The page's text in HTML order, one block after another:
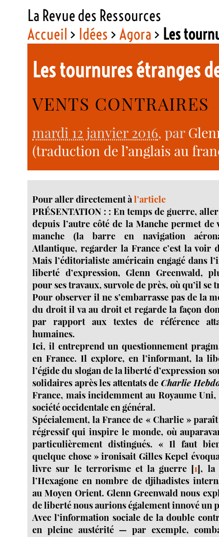
La Revue des Ressources
Accueil > Idées >Agora > Les
Les tournures étranges
VENTS CONTRAIRES
mardi 12 janvier 2016, par
(traduction de l’anglais au
Pour aller directement àl’article
PRÉSENTATION : : En temps de guerre,
depuis l’autre côté de la Manche permet
manche (la barre en navigation
Atlantique, regarder la France c’est la voir
Mais l’éditorialiste américain engagé dans
liberté d’expression, Glenn Greenwald,
pour ses travaux, survole de près, où qu’il se
Pour observer il ne s’embarrasse pas de la
du droit il va au droit et regarde la façon
par rapport aux textes de référence
humaines.
Ici, il entreprend un questionnement
en France. Il explore, en l’informant, la
l’égide du slogan de la liberté d’expression
solidaires après les attentats de Charlie
France, mais incidemment au Royaume Uni,
société occidentale en général.
Spécialement, la France de « Charlie »
régressif qui inspire le monde, où
particulièrement distingués. « Il faut
quelque chose » ironisait Gilles Kepel
livre sur le terrorisme et la guerre [1], la
l’Hexagone en nombre de djihadistes
au Moyen Orient. Glenn Greenwald nous
de liberté nous aurions également innové un
Avec l’information sociale de la double
en pleine austérité — par exemple,